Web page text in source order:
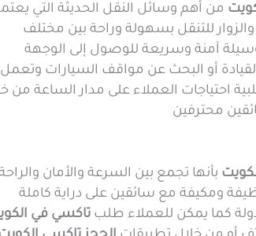
من أهم وسائل النقل الحديثة التي
للتنقل بسهولة وراحة بين مختلف
آمنة وسريعة للوصول إلى الوجهة
أو البحث عن مواقف السيارات وتعمل
احتياجات العملاء على مدار الساعة من
محترفين
بأنها تجمع بين السرعة والأمان
ومكيفة مع سائقين على دراية كاملة
كما يمكن للعملاء طلب تاكسي في